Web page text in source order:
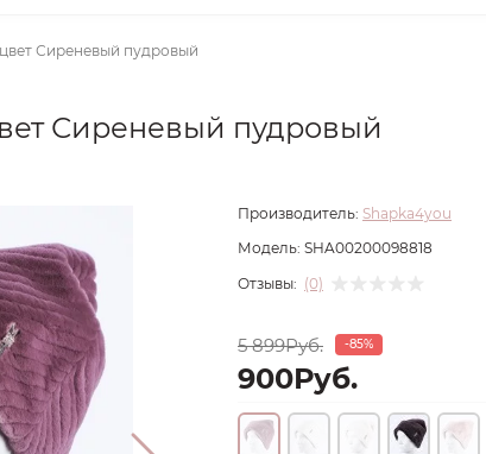
Сиреневый пудровый
Сиреневый пудровый
Производитель: Shapka4you
Модель: SHA00200098818
Отзывы: (0)
5 899Руб. -85%
900Руб.